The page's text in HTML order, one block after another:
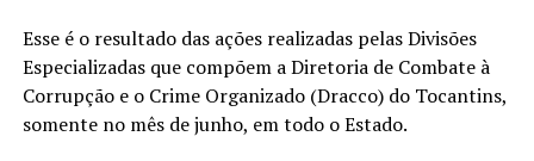
Esse é o resultado das ações realizadas pelas Divisões
Especializadas que compõem a Diretoria de Combate à
Corrupção e o Crime Organizado (Dracco) do Tocantins,
somente no mês de junho, em todo o Estado.